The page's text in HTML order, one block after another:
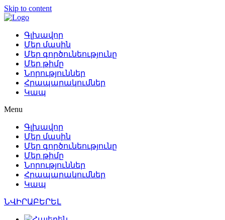
Skip to content
Գլխավոր
Մեր մասին
Մեր գործունեությունը
Մեր թիմը
Նորություններ
Հրապարակումներ
Կապ
Menu
Գլխավոր
Մեր մասին
Մեր գործունեությունը
Մեր թիմը
Նորություններ
Հրապարակումներ
Կապ
ՆՎԻՐԱԲԵՐԵԼ